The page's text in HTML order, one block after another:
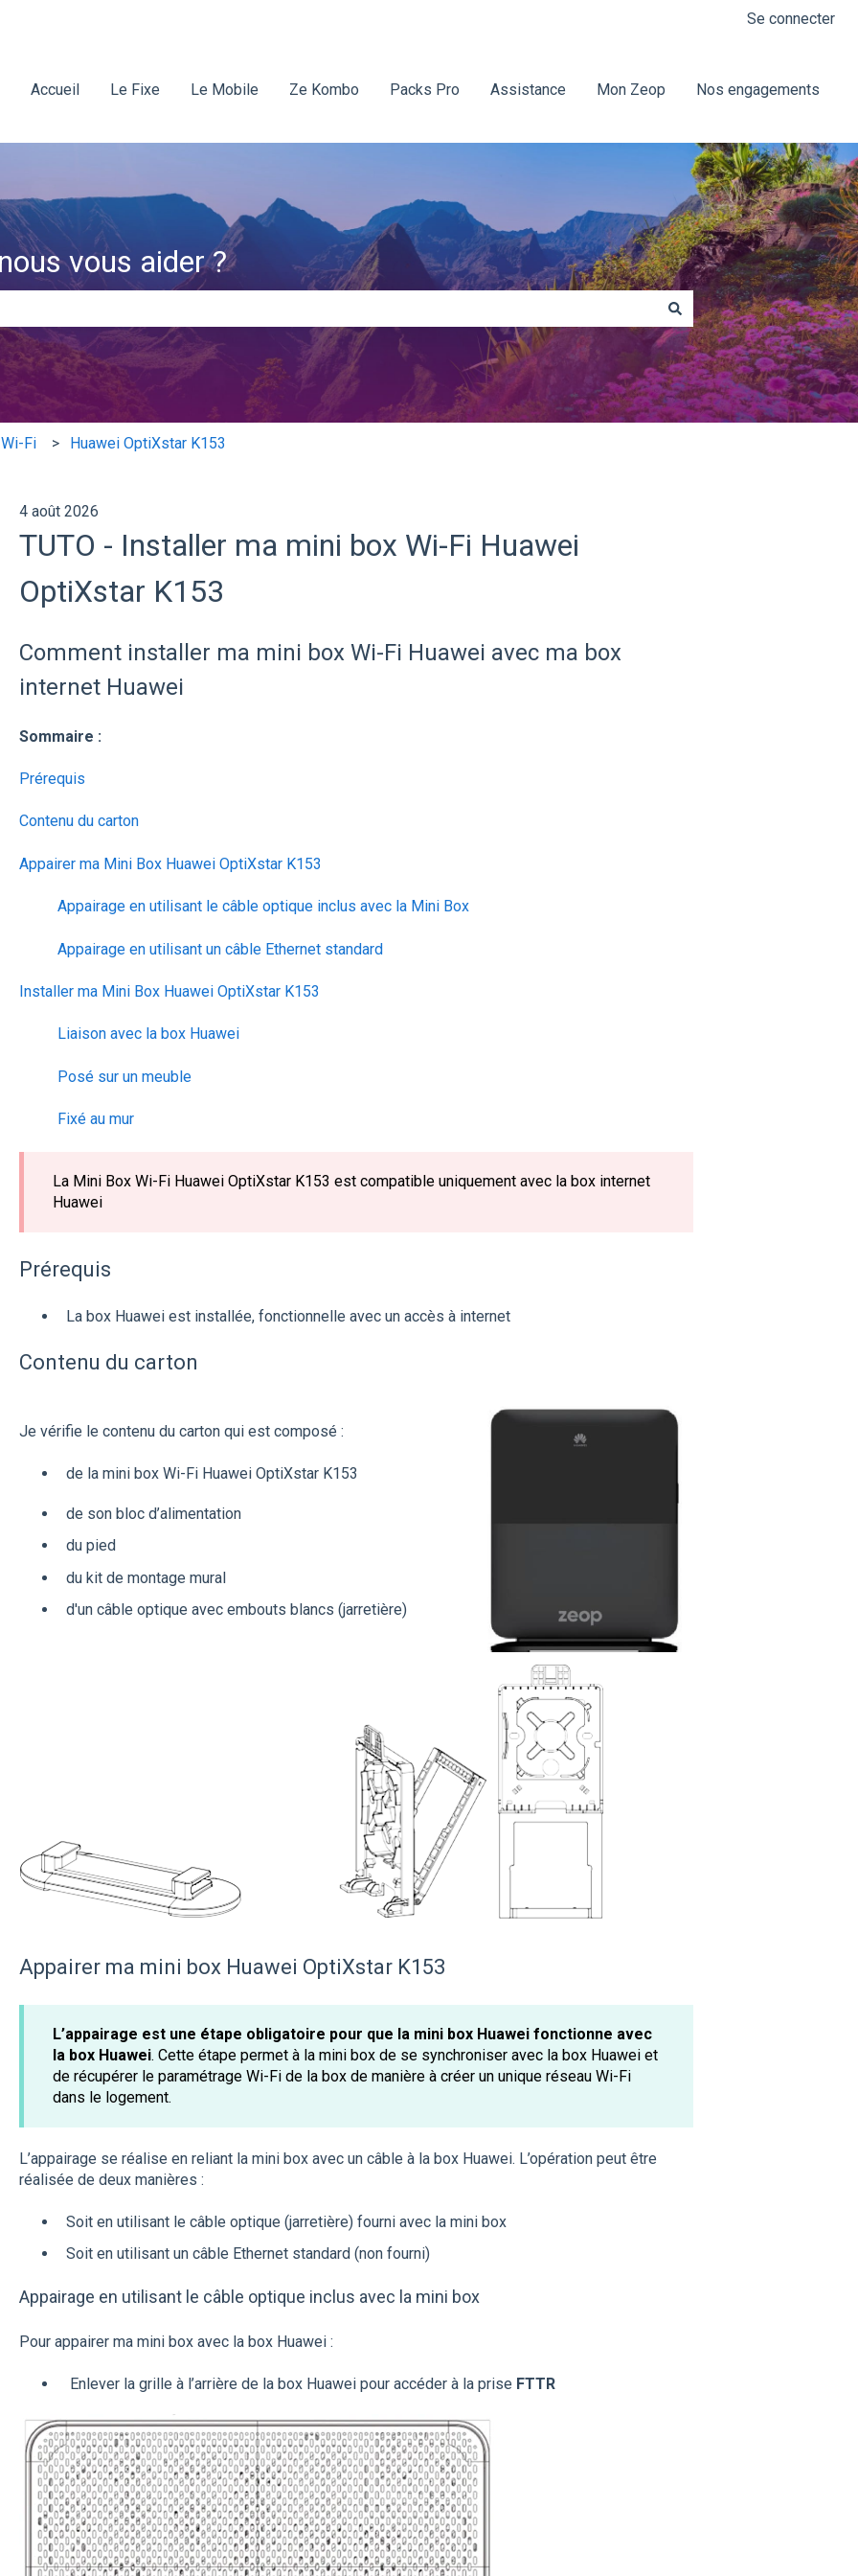
Se connecter
Accueil Le Fixe Le Mobile Ze Kombo Packs Pro Assistance Mon Zeop Nos engagements
vous aider ?
de recherche est vide.
Fi Huawei OptiXstar K153
4 août 2026
TUTO - Installer ma mini box Wi-Fi Huawei
OptiXstar K153
Comment installer ma mini box Wi-Fi Huawei avec ma box
internet Huawei
Sommaire :
Prérequis
Contenu du carton
Appairer ma Mini Box Huawei OptiXstar K153
Appairage en utilisant le câble optique inclus avec la Mini Box
Appairage en utilisant un câble Ethernet standard
Installer ma Mini Box Huawei OptiXstar K153
Liaison avec la box Huawei
Posé sur un meuble
Fixé au mur
La Mini Box Wi-Fi Huawei OptiXstar K153 est compatible uniquement avec la box internet
Huawei
Prérequis
La box Huawei est installée, fonctionnelle avec un accès à internet
Contenu du carton
Je vérifie le contenu du carton qui est composé :
de la mini box Wi-Fi Huawei OptiXstar K153
de son bloc d’alimentation
du pied
du kit de montage mural
d'un câble optique avec embouts blancs (jarretière)
Appairer ma mini box Huawei OptiXstar K153
L’appairage est une étape obligatoire pour que la mini box Huawei fonctionne avec
la box Huawei. Cette étape permet à la mini box de se synchroniser avec la box Huawei et
de récupérer le paramétrage Wi-Fi de la box de manière à créer un unique réseau Wi-Fi
dans le logement.
L’appairage se réalise en reliant la mini box avec un câble à la box Huawei. L’opération peut être
réalisée de deux manières :
Soit en utilisant le câble optique (jarretière) fourni avec la mini box
Soit en utilisant un câble Ethernet standard (non fourni)
Appairage en utilisant le câble optique inclus avec la mini box
Pour appairer ma mini box avec la box Huawei :
Enlever la grille à l’arrière de la box Huawei pour accéder à la prise FTTR